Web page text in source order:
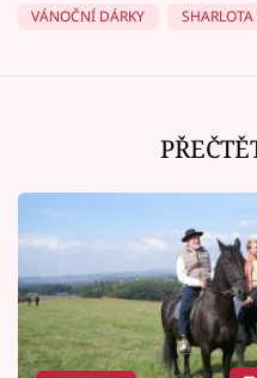
VÁNOČNÍ DÁRKY
SHARLOTA